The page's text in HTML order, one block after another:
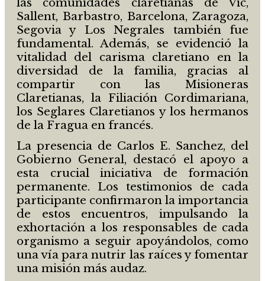
Sallent, Barbastro, Barcelona, Zaragoza,
Segovia y Los Negrales también fue
fundamental. Además, se evidenció la
vitalidad del carisma claretiano en la
diversidad de la familia, gracias al
compartir con las Misioneras
Claretianas, la Filiación Cordimariana,
los Seglares Claretianos y los hermanos
de la Fragua en francés.
La presencia de Carlos E. Sanchez, del
Gobierno General, destacó el apoyo a
esta crucial iniciativa de formación
permanente. Los testimonios de cada
participante confirmaron la importancia
de estos encuentros, impulsando la
exhortación a los responsables de cada
organismo a seguir apoyándolos, como
una vía para nutrir las raíces y fomentar
una misión más audaz.